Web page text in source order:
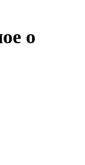
о